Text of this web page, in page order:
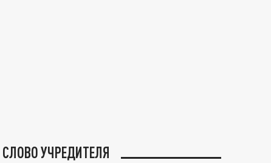
СЛОВО УЧРЕДИТЕЛЯ